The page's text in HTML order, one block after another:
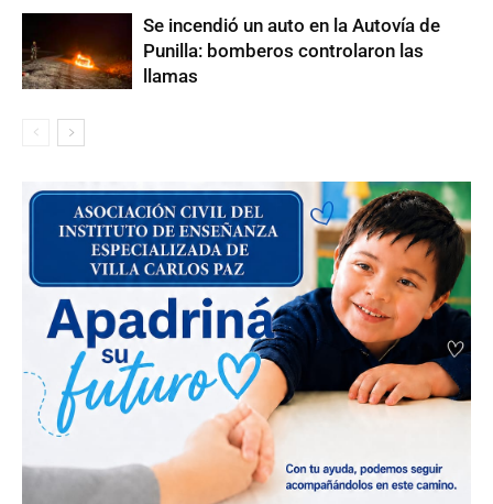
Se incendió un auto en la Autovía de
Punilla: bomberos controlaron las
llamas